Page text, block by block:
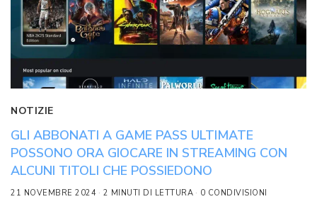
NOTIZIE
GLI ABBONATI A GAME PASS ULTIMATE
POSSONO ORA GIOCARE IN STREAMING CON
ALCUNI TITOLI CHE POSSIEDONO
21 NOVEMBRE 2024 2 MINUTI DI LETTURA 0 CONDIVISIONI